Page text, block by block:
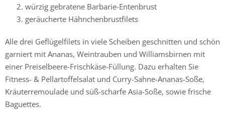
würzig gebratene Barbarie-Entenbrust
geräucherte Hähnchenbrustfilets
Alle drei Geflügelfilets in viele Scheiben geschnitten und schön
garniert mit Ananas, Weintrauben und Williamsbirnen mit
einer Preiselbeere-Frischkäse-Füllung. Dazu erhalten Sie
Fitness- & Pellartoffelsalat und Curry-Sahne-Ananas-Soße,
Kräuterremoulade und süß-scharfe Asia-Soße, sowie frische
Baguettes.